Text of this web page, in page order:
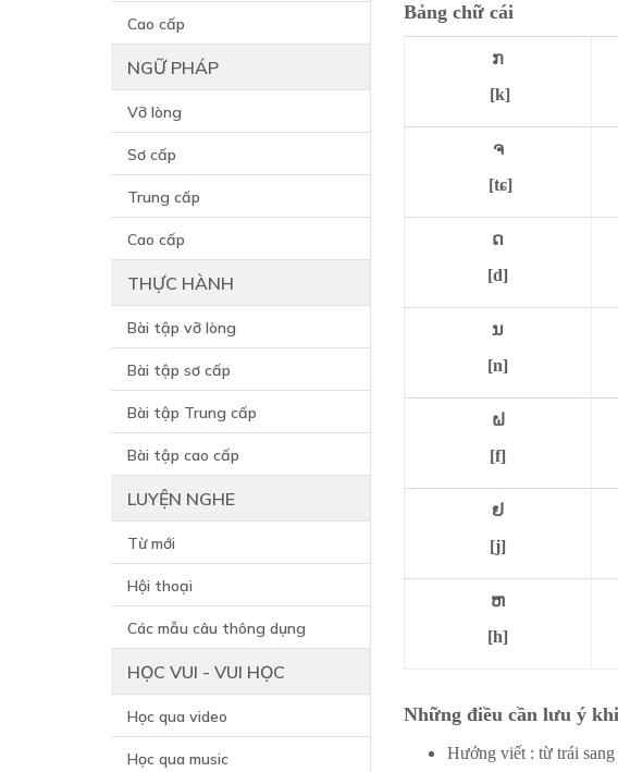
Cao cấp
NGỮ PHÁP
Vỡ lòng
Sơ cấp
Trung cấp
Cao cấp
THỰC HÀNH
Bài tập vỡ lòng
Bài tập sơ cấp
Bài tập Trung cấp
Bài tập cao cấp
LUYỆN NGHE
Từ mới
Hội thoại
Các mẫu câu thông dụng
HỌC VUI - VUI HỌC
Học qua video
Học qua music
Bảng chữ cái
ກ
[k]
ຈ
[tɕ]
ດ
[d]
ນ
[n]
ຝ
[f]
ຢ
[j]
ຫ
[h]
Những điều cần lưu ý
Hướng viết : từ trái sang